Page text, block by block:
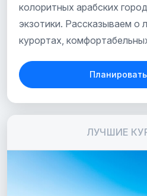
колоритных арабских
экзотики. Рассказываем о
курортах,
ЛУЧШИЕ